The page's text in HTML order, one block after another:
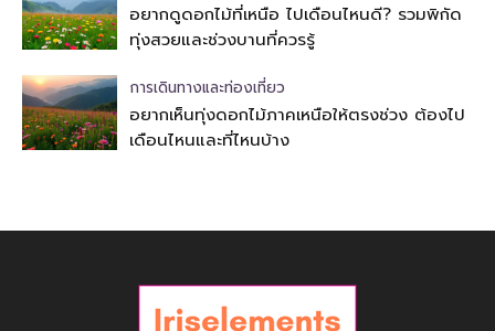
อยากดูดอกไม้ที่เหนือ ไปเดือนไหนดี? รวมพิกัด
ทุ่งสวยและช่วงบานที่ควรรู้
การเดินทางและท่องเที่ยว
อยากเห็นทุ่งดอกไม้ภาคเหนือให้ตรงช่วง ต้องไป
เดือนไหนและที่ไหนบ้าง